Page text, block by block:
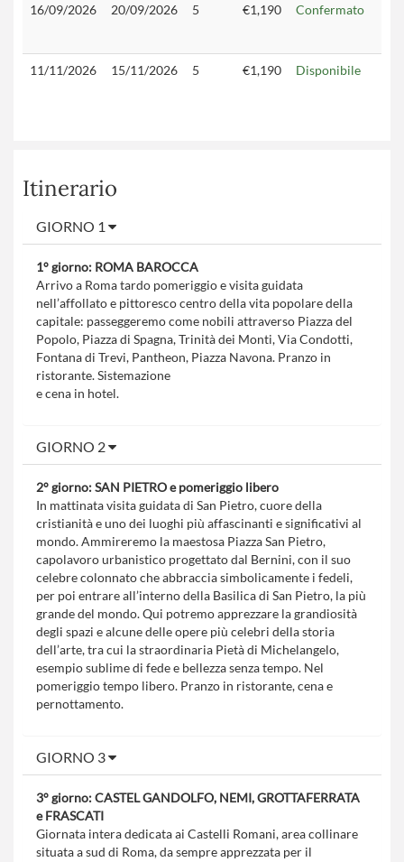
16/09/2026 20/09/2026 5 €1,190 Confermato
11/11/2026 15/11/2026 5 €1,190 Disponibile
Itinerario
GIORNO 1
1° giorno: ROMA BAROCCA
Arrivo a Roma tardo pomeriggio e visita guidata
nell’affollato e pittoresco centro della vita popolare della
capitale: passeggeremo come nobili attraverso Piazza del
Popolo, Piazza di Spagna, Trinità dei Monti, Via Condotti,
Fontana di Trevi, Pantheon, Piazza Navona. Pranzo in
ristorante. Sistemazione
e cena in hotel.
GIORNO 2
2° giorno: SAN PIETRO e pomeriggio libero
In mattinata visita guidata di San Pietro, cuore della
cristianità e uno dei luoghi più affascinanti e significativi al
mondo. Ammireremo la maestosa Piazza San Pietro,
capolavoro urbanistico progettato dal Bernini, con il suo
celebre colonnato che abbraccia simbolicamente i fedeli,
per poi entrare all’interno della Basilica di San Pietro, la più
grande del mondo. Qui potremo apprezzare la grandiosità
degli spazi e alcune delle opere più celebri della storia
dell’arte, tra cui la straordinaria Pietà di Michelangelo,
esempio sublime di fede e bellezza senza tempo. Nel
pomeriggio tempo libero. Pranzo in ristorante, cena e
pernottamento.
GIORNO 3
3° giorno: CASTEL GANDOLFO, NEMI, GROTTAFERRATA
e FRASCATI
Giornata intera dedicata ai Castelli Romani, area collinare
situata a sud di Roma, da sempre apprezzata per il